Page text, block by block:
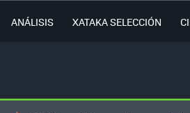
ANÁLISIS XATAKA SELECCIÓN